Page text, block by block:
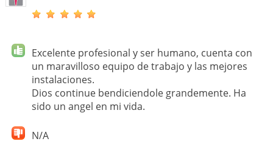
Excelente profesional y ser humano, cuenta con
un maravilloso equipo de trabajo y las mejores
instalaciones.
Dios continue bendiciendole grandemente. Ha
sido un angel en mi vida.
N/A